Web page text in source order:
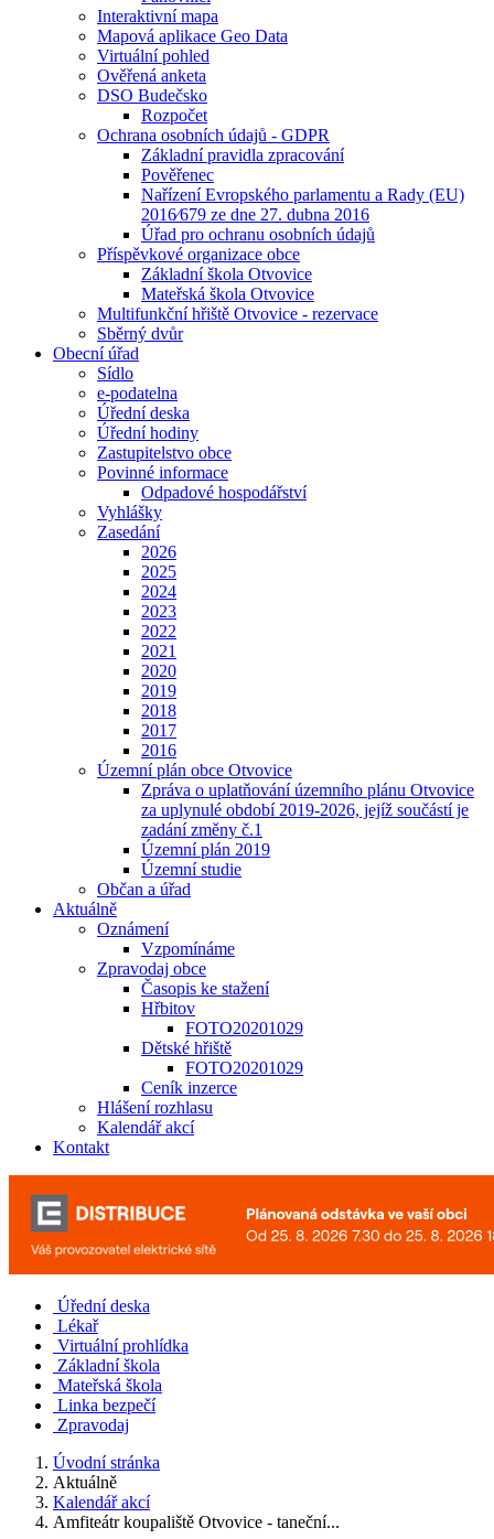
Interaktivní mapa
Mapová aplikace Geo Data
Virtuální pohled
Ověřená anketa
DSO Budečsko
Rozpočet
Ochrana osobních údajů - GDPR
Základní pravidla zpracování
Pověřenec
Nařízení Evropského parlamentu a Rady (EU)
2016⁄679 ze dne 27. dubna 2016
Úřad pro ochranu osobních údajů
Příspěvkové organizace obce
Základní škola Otvovice
Mateřská škola Otvovice
Multifunkční hřiště Otvovice - rezervace
Sběrný dvůr
Obecní úřad
Sídlo
e-podatelna
Úřední deska
Úřední hodiny
Zastupitelstvo obce
Povinné informace
Odpadové hospodářství
Vyhlášky
Zasedání
2026
2025
2024
2023
2022
2021
2020
2019
2018
2017
2016
Územní plán obce Otvovice
Zpráva o uplatňování územního plánu Otvovice
za uplynulé období 2019-2026, jejíž součástí je
zadání změny č.1
Územní plán 2019
Územní studie
Občan a úřad
Aktuálně
Oznámení
Vzpomínáme
Zpravodaj obce
Časopis ke stažení
Hřbitov
FOTO20201029
Dětské hřiště
FOTO20201029
Ceník inzerce
Hlášení rozhlasu
Kalendář akcí
Kontakt
Úřední deska
Lékař
Virtuální prohlídka
Základní škola
Mateřská škola
Linka bezpečí
Zpravodaj
Úvodní stránka
Aktuálně
Kalendář akcí
Amfiteátr koupaliště Otvovice - taneční...